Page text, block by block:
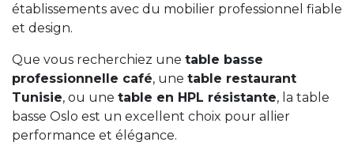
établissements avec du mobilier professionnel fiable
et design.
Que vous recherchiez une table basse
professionnelle café, une table restaurant
Tunisie, ou une table en HPL résistante, la table
basse Oslo est un excellent choix pour allier
performance et élégance.